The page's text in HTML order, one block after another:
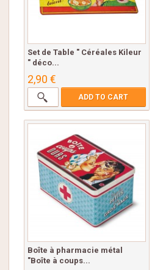
Set de Table " Céréales Kileur
" déco...
2,90 €
ADD TO CART
Boîte à pharmacie métal
"Boîte à coups...